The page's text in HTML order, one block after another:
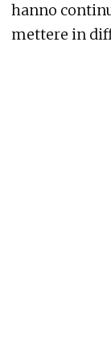
hanno
mettere in